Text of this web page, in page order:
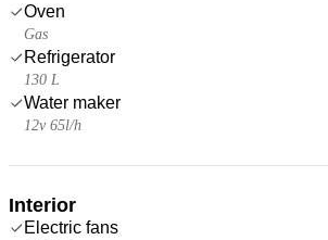
Oven
Gas
Refrigerator
130 L
Water maker
12v 65l/h
Interior
Electric fans